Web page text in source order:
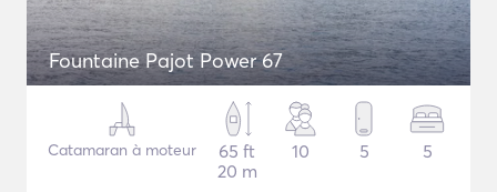
Fountaine Pajot Power 67
Catamaran à moteur
65 ft
20 m
10 5 5